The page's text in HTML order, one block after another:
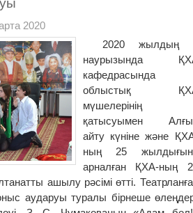
2020
2020 жылдың
наурызында
кафедрасында
облыстық
мүшелерінің
қатысуымен
айту күніне және
ның 25
арналған ҚХА-ның
ашылу рәсімі өтті.
аударуы туралы бірнеше